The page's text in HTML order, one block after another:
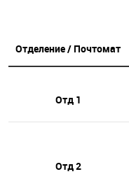
Отделение / Почтомат
Отд 1
Отд 2